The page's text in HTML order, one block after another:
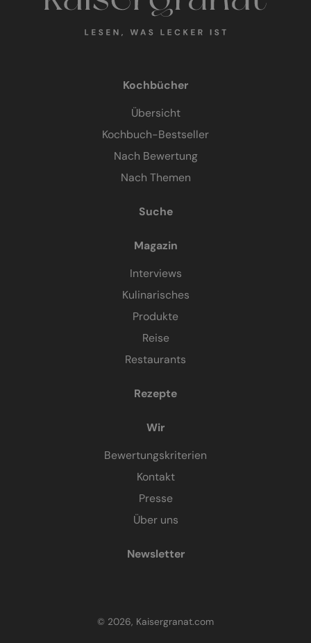
Kochbücher
Übersicht
Kochbuch-Bestseller
Nach Bewertung
Nach Themen
Suche
Magazin
Interviews
Kulinarisches
Produkte
Reise
Restaurants
Rezepte
Wir
Bewertungskriterien
Kontakt
Presse
Über uns
Newsletter
© 2026, Kaisergranat.com